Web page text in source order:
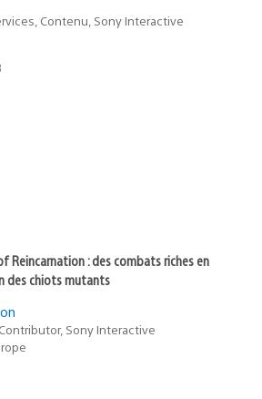
Contenu, Sony Interactive
Reincarnation : des combats riches en
des chiots mutants
Sony Interactive